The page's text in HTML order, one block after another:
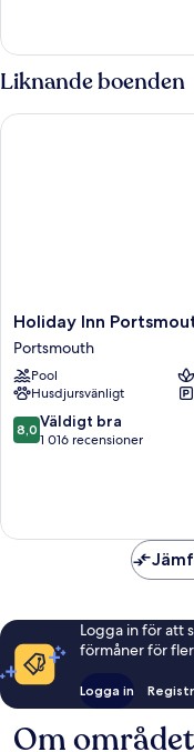
-
havsutsikt
dubbelrum
-
1
dubbelsäng
-
Liknande boenden
Holiday
Inn
Portsmouth
by
IHG
Portsmouth
Holiday Inn
Portsmouth
Pool
Husdjursvänligt
8.0
av
8,0 Väldigt bra
1 016 recensioner
Holiday Inn Portsmouth
Logga in för att
förmåner för
Logga in
Om området